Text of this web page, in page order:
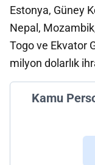
Estonya, Güney
Nepal,
Togo ve Ekvator
milyon dolarlık
Kamu